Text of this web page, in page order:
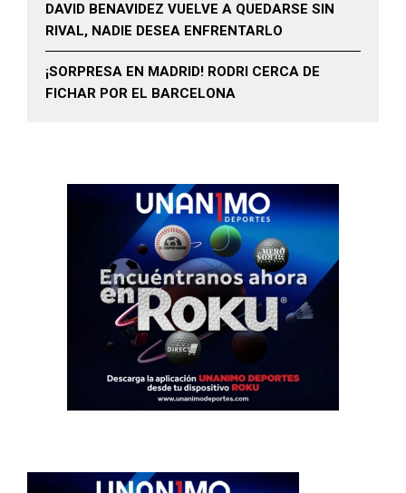
DAVID BENAVIDEZ VUELVE A QUEDARSE SIN
RIVAL, NADIE DESEA ENFRENTARLO
¡SORPRESA EN MADRID! RODRI CERCA DE
FICHAR POR EL BARCELONA